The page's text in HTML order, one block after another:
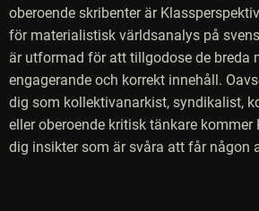
oberoende skribenter är
för materialistisk världsanalys på
är utformad för att tillgodose de breda
engagerande och korrekt innehåll.
dig som kollektivanarkist, syndikalist,
eller oberoende kritisk tänkare kommer
dig insikter som är svåra att får någon